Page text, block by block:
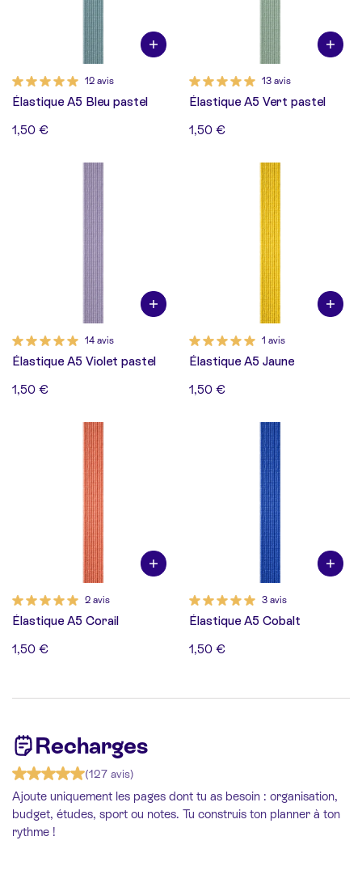
12 avis
Élastique A5 Bleu pastel
1,50 €
13 avis
Élastique A5 Vert pastel
1,50 €
14 avis
Élastique A5 Violet pastel
1,50 €
1 avis
Élastique A5 Jaune
1,50 €
2 avis
Élastique A5 Corail
1,50 €
3 avis
Élastique A5 Cobalt
1,50 €
Recharges
(127 avis)
Ajoute uniquement les pages dont tu as besoin : organisation,
budget, études, sport ou notes. Tu construis ton planner à ton
rythme !